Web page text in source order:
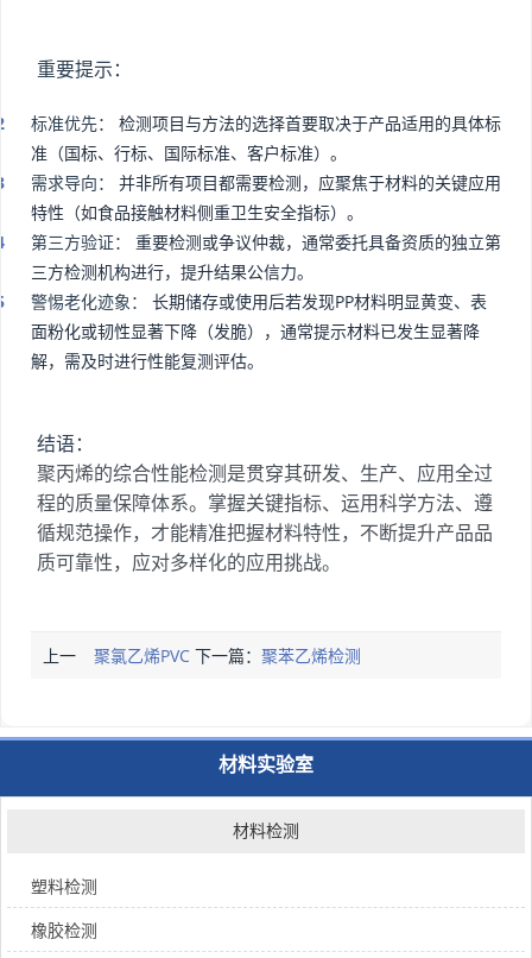
重要提示：
标准优先：
检测项目与方法的选择首要取决于产品适用的具体标
准（国标、行标、国际标准、客户标准）。
需求导向：
并非所有项目都需要检测，应聚焦于材料的关键应用
特性（如食品接触材料侧重卫生安全指标）。
第三方验证：
重要检测或争议仲裁，通常委托具备资质的独立第
三方检测机构进行，提升结果公信力。
警惕老化迹象：
长期储存或使用后若发现PP材料明显黄变、表
面粉化或韧性显著下降（发脆），通常提示材料已发生显著降
解，需及时进行性能复测评估。
结语：
聚丙烯的综合性能检测是贯穿其研发、生产、应用全过
程的质量保障体系。掌握关键指标、运用科学方法、遵
循规范操作，才能精准把握材料特性，不断提升产品品
质可靠性，应对多样化的应用挑战。
上一 聚氯乙烯PVC 下一篇： 聚苯乙烯检测
材料实验室
材料检测
塑料检测
橡胶检测